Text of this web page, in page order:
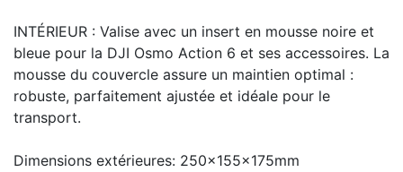
INTÉRIEUR : Valise avec un insert en mousse noire et
bleue pour la DJI Osmo Action 6 et ses accessoires. La
mousse du couvercle assure un maintien optimal :
robuste, parfaitement ajustée et idéale pour le
transport.
Dimensions extérieures: 250x155x175mm